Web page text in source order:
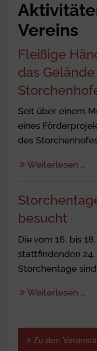
Vereins
Fleißige
das
Seit über einem
eines
des
Weiterlesen …
besucht
Die vom 16. bis
stattfindenden
Storchentage
Weiterlesen …
Zu den